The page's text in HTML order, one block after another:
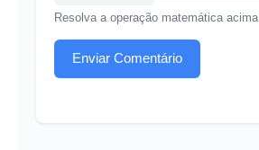
Resolva a operação matemática acima
Enviar Comentário